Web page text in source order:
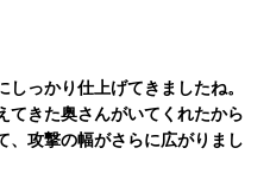
しっかり仕上げてきましたね。
てきた奥さんがいてくれたから
、攻撃の幅がさらに広がりまし